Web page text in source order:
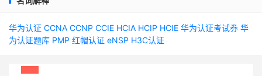
华为认证 CCNA CCNP CCIE HCIA HCIP HCIE 华为认证考试券 华
为认证题库 PMP 红帽认证 eNSP H3C认证